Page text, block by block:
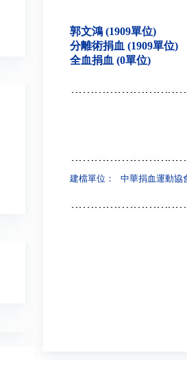
郭文鴻 (1909單位)
分離術捐血 (1909單位)
全血捐血 (0單位)
建檔單位： 中華捐血運動協